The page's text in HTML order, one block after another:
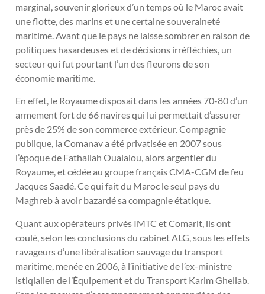
marginal, souvenir glorieux d’un temps où le Maroc avait
une flotte, des marins et une certaine souveraineté
maritime. Avant que le pays ne laisse sombrer en raison de
politiques hasardeuses et de décisions irréfléchies, un
secteur qui fut pourtant l’un des fleurons de son
économie maritime.
En effet, le Royaume disposait dans les années 70-80 d’un
armement fort de 66 navires qui lui permettait d’assurer
près de 25% de son commerce extérieur. Compagnie
publique, la Comanav a été privatisée en 2007 sous
l’époque de Fathallah Oualalou, alors argentier du
Royaume, et cédée au groupe français CMA-CGM de feu
Jacques Saadé. Ce qui fait du Maroc le seul pays du
Maghreb à avoir bazardé sa compagnie étatique.
Quant aux opérateurs privés IMTC et Comarit, ils ont
coulé, selon les conclusions du cabinet ALG, sous les effets
ravageurs d’une libéralisation sauvage du transport
maritime, menée en 2006, à l’initiative de l’ex-ministre
istiqlalien de l’Équipement et du Transport Karim Ghellab.